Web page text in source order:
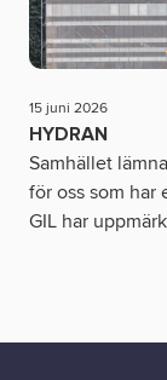
15 juni 2026
HYDRAN
Samhället
för oss som har
GIL har